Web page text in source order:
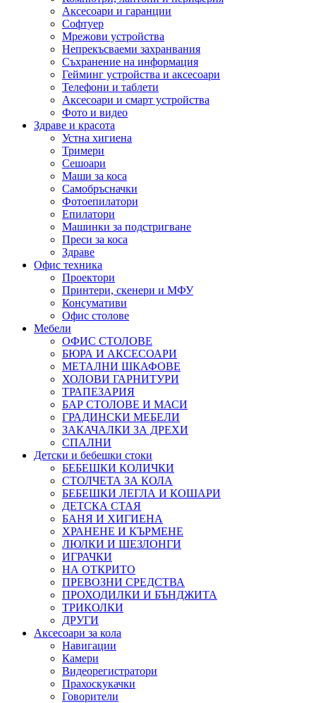
Аксесоари и гаранции
Софтуер
Мрежови устройства
Непрекъсваеми захранвания
Съхранение на информация
Гейминг устройства и аксесоари
Телефони и таблети
Аксесоари и смарт устройства
Фото и видео
Здраве и красота
Устна хигиена
Тримери
Сешоари
Маши за коса
Самобръсначки
Фотоепилатори
Епилатори
Машинки за подстригване
Преси за коса
Здраве
Офис техника
Проектори
Принтери, скенери и МФУ
Консумативи
Офис столове
Мебели
ОФИС СТОЛОВЕ
БЮРА И АКСЕСОАРИ
МЕТАЛНИ ШКАФОВЕ
ХОЛОВИ ГАРНИТУРИ
ТРАПЕЗАРИЯ
БАР СТОЛОВЕ И МАСИ
ГРАДИНСКИ МЕБЕЛИ
ЗАКАЧАЛКИ ЗА ДРЕХИ
СПАЛНИ
Детски и бебешки стоки
БЕБЕШКИ КОЛИЧКИ
СТОЛЧЕТА ЗА КОЛА
БЕБЕШКИ ЛЕГЛА И КОШАРИ
ДЕТСКА СТАЯ
БАНЯ И ХИГИЕНА
ХРАНЕНЕ И КЪРМЕНЕ
ЛЮЛКИ И ШЕЗЛОНГИ
ИГРАЧКИ
НА ОТКРИТО
ПРЕВОЗНИ СРЕДСТВА
ПРОХОДИЛКИ И БЪНДЖИТА
ТРИКОЛКИ
ДРУГИ
Аксесоари за кола
Навигации
Камери
Видеорегистратори
Прахоскукачки
Говорители